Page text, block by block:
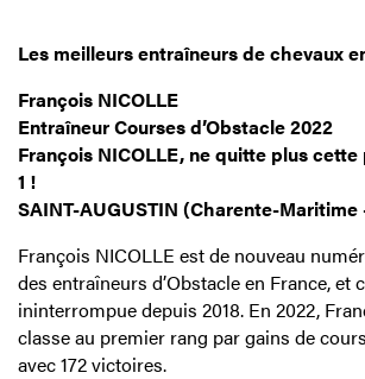
Les meilleurs entraîneurs de chevaux
François NICOLLE
Entraîneur Courses d’Obstacle 2022
François NICOLLE, ne quitte plus
1 !
SAINT-AUGUSTIN (Charente-Maritime
François NICOLLE est de nouveau
des entraîneurs d’Obstacle en France, et
ininterrompue depuis 2018. En 2022,
classe au premier rang par gains de
avec 172 victoires.